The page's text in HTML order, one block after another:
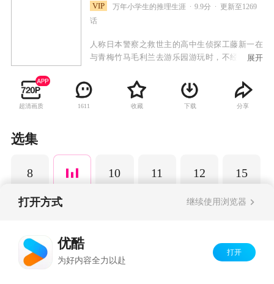
VIP 万年小学生的推理生涯 9.9分
更新至1269
话
人称日本警察之救世主的高中生侦探工藤新一在
与青梅竹马毛利兰去游乐园游玩时，不经意中发
踪，并目睹了黑衣人正在进行可疑交易。不料，
却被另一名黑衣人在背后击晕，被强行灌下一种
名为APTX-4869的毒药，致使身体变小。为了在
为“江户川柯南”，并寄住在毛利兰的家中。作为
侦探，柯南实在看不下去毛利小五郎经常做的一
些“发育不良”的错误推理，便帮助毛利小五郎破
展开
超清画质 1611 收藏 下载 分享
选集
8 10 11 12 15
打开方式 继续使用浏览器
优酷
为好内容全力以赴
打开